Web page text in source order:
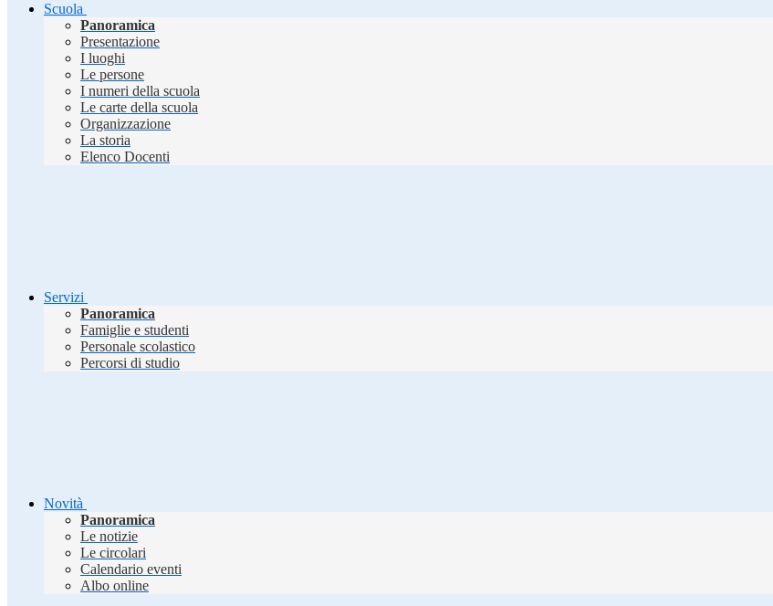
Scuola
Panoramica
Presentazione
I luoghi
Le persone
I numeri della scuola
Le carte della scuola
Organizzazione
La storia
Elenco Docenti
Servizi
Panoramica
Famiglie e studenti
Personale scolastico
Percorsi di studio
Novità
Panoramica
Le notizie
Le circolari
Calendario eventi
Albo online